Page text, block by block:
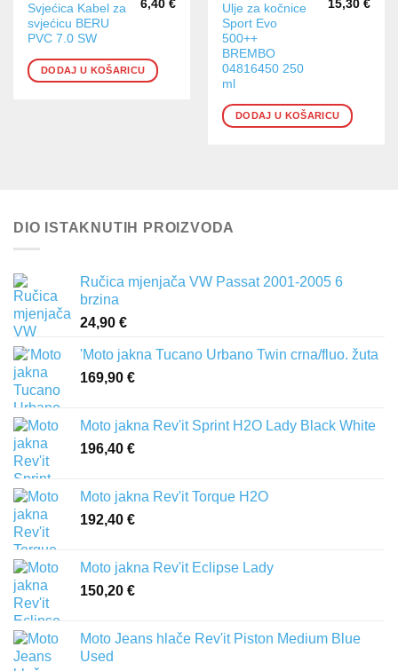
Svjećica Kabel za
svjećicu BERU
PVC 7.0 SW
6,40 €
DODAJ U KOŠARICU
Ulje za kočnice
Sport Evo
500++
BREMBO
04816450 250
ml
15,30 €
DODAJ U KOŠARICU
DIO ISTAKNUTIH PROIZVODA
Ručica mjenjača VW Passat 2001-2005 6
brzina
24,90 €
'Moto jakna Tucano Urbano Twin crna/fluo. žuta
169,90 €
Moto jakna Rev'it Sprint H2O Lady Black White
196,40 €
Moto jakna Rev'it Torque H2O
192,40 €
Moto jakna Rev'it Eclipse Lady
150,20 €
Moto Jeans hlače Rev'it Piston Medium Blue
Used